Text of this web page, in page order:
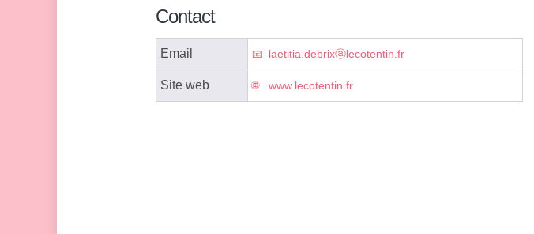
Contact
Email laetitia.debrixⓐlecotentin.fr
Site web www.lecotentin.fr